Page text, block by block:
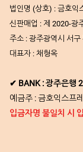
법인명 (상호) : 금호
신판매업 : 제 2020-광
주소 : 광주광역시 서
대표자 : 채형옥
✔ BANK : 광주은행
예금주 : 금호익스프
입금자명 불일치 시